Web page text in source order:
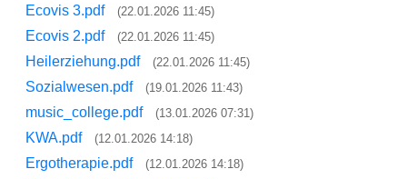
Ecovis 3.pdf (22.01.2026 11:45)
Ecovis 2.pdf (22.01.2026 11:45)
Heilerziehung.pdf (22.01.2026 11:45)
Sozialwesen.pdf (19.01.2026 11:43)
music_college.pdf (13.01.2026 07:31)
KWA.pdf (12.01.2026 14:18)
Ergotherapie.pdf (12.01.2026 14:18)